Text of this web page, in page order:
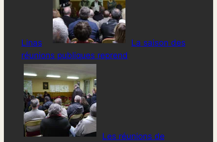
Linas
La saison des
réunions publiques reprend
Les réunions de